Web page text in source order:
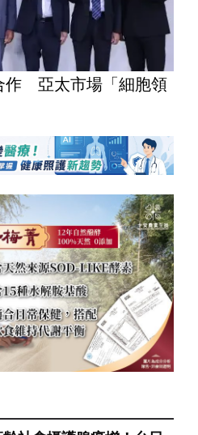
作 亞太市場「細胞領